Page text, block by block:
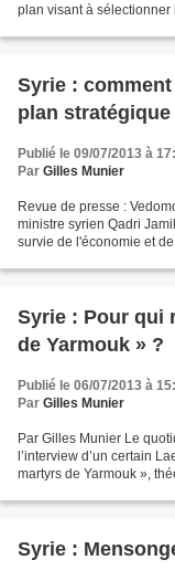
plan visant à
Syrie :
plan
Publié le 09/07/2013 à
Par Gilles Munier
Revue de presse :
ministre syrien Qadri
survie de l'économie et
Syrie : Pour qui
de Yarmouk » ?
Publié le 06/07/2013 à
Par Gilles Munier
Par Gilles Munier Le
l’interview d’un certain
martyrs de Yarmouk »,
Syrie :